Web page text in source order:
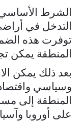
الشرط
التدخل في
توفرت هذه
المنطقة يمكن
بعد ذلك يمكن
وسياسي
المنطقة إلى
على أوروبا